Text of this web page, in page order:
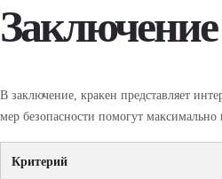
В заключение, кракен представляет
мер безопасности помогут максимально
Критерий